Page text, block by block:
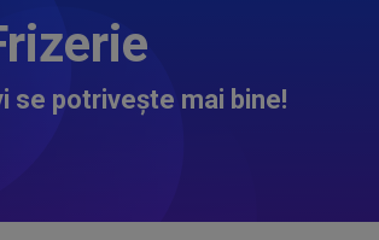
se potrivește mai bine!